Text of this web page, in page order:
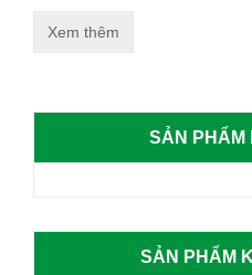
Xem thêm
SẢN PHẨM
SẢN PHẨM